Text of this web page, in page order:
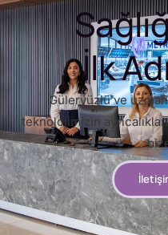
İlk
Güleryüzlü ve
teknolojimizin